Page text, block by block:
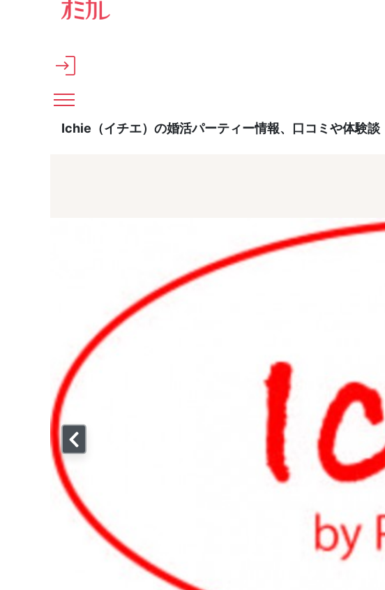
メインコンテンツへスキップ
Ichie（イチエ）の婚活パーティー情報、口コミや体験談